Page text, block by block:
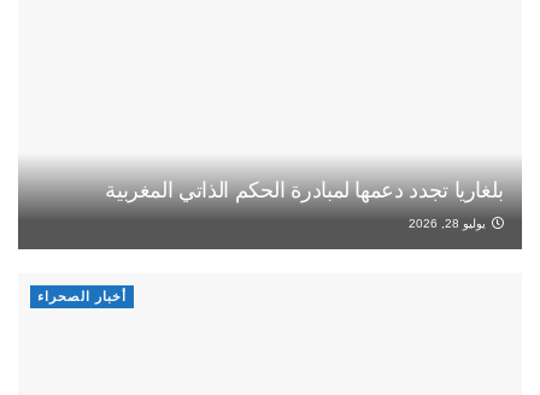
بلغاريا تجدد دعمها لمبادرة الحكم الذاتي المغربية
يوليو 28, 2026
أخبار الصحراء